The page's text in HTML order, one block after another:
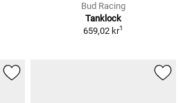
Bud Racing
Tanklock
659,02 kr1